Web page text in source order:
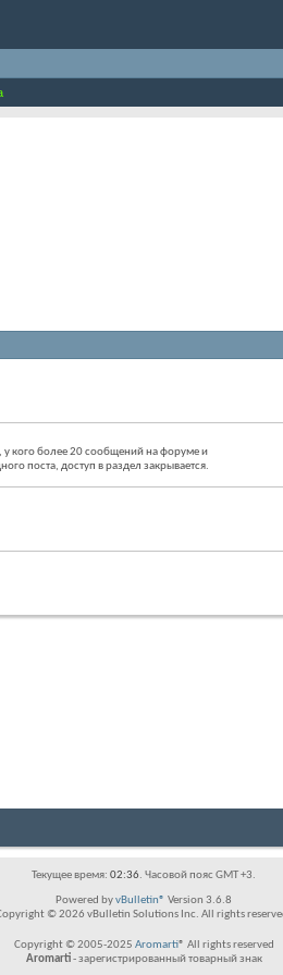
у кого более 20 сообщений на форуме и
поста, доступ в раздел закрывается.
Текущее время: 02:36. Часовой пояс GMT +3.
Powered byvBulletin® Version 3.6.8
© 2026 vBulletin Solutions Inc. All rights
Copyright © 2005-2025 Aromarti® All rights reserved
Aromarti- зарегистрированный товарный знак